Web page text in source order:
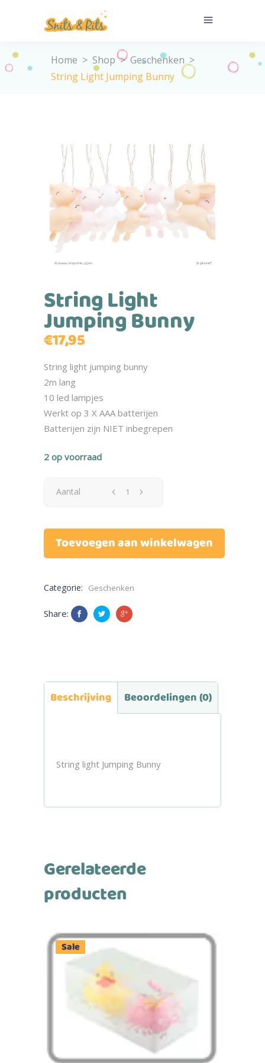
Home > Shop>Geschenken >
String Light Jumping Bunny
String Light
Jumping Bunny
€17,95
String light jumping bunny
2m lang
10 led lampjes
Werkt op 3 X AAA batterijen
Batterijen zijn NIET inbegrepen
2 op voorraad
Aantal
Toevoegen aan winkelwagen
Categorie: Geschenken
Share:
Beschrijving Beoordelingen (0)
String light Jumping Bunny
Gerelateerde
producten
Sale
Toevoegen aan winkelwagen